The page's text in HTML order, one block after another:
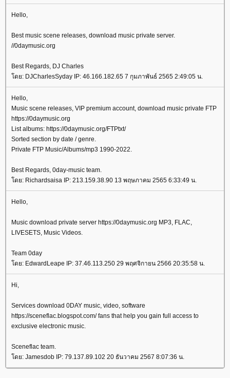
Hello,
Best music scene releases, download music private server.
//0daymusic.org
Best Regards, DJ Charles
ดย: DJCharlesSyday IP: 46.166.182.65 7 กุมภาพันธ์ 2565 2:49:05 น.
Hello,
Music scene releases, VIP premium account, download music private FTP
https://0daymusic.org
List albums: https://0daymusic.org/FTPtxt/
Sorted section by date / genre.
Private FTP Music/Albums/mp3 1990-2022.
Best Regards, 0day-music team.
ดย: Richardsaisa IP: 213.159.38.90 13 พฤษภาคม 2565 6:33:49 น.
Hello,
Music download private server https://0daymusic.org MP3, FLAC,
LIVESETS, Music Videos.
Team 0day
ดย: EdwardLeape IP: 37.46.113.250 29 พฤศจิกายน 2566 20:35:58 น.
Hi,
Services download 0DAY music, video, software
https://sceneflac.blogspot.com/ fans that help you gain full access to
exclusive electronic music.
Sceneflac team.
ดย: Jamesdob IP: 79.137.89.102 20 ธันวาคม 2567 8:07:36 น.